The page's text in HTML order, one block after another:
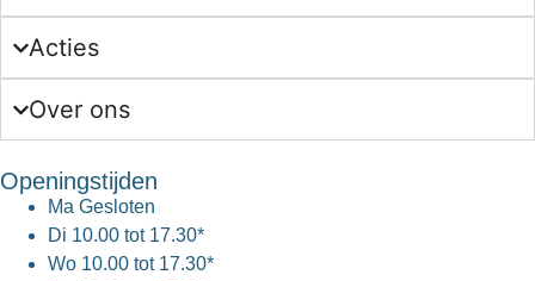
Acties
Over ons
Openingstijden
Ma Gesloten
Di 10.00 tot 17.30*
Wo 10.00 tot 17.30*